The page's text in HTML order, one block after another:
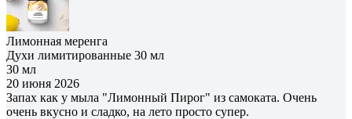
Лимонная меренга
Духи лимитированные 30 мл
30 мл
20 июня 2026
Запах как у мыла "Лимонный Пирог" из самоката. Очень
очень вкусно и сладко, на лето просто супер.